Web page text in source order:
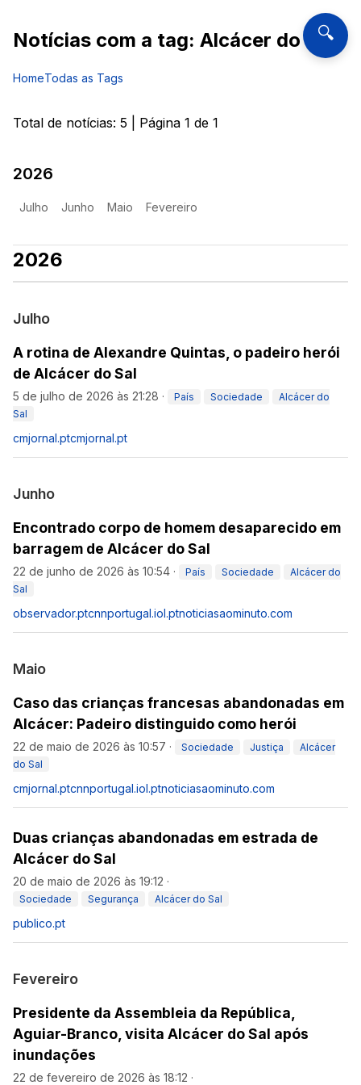
🔍
Notícias com a tag: Alcácer do Sal
HomeTodas as Tags
Total de notícias: 5 | Página 1 de 1
2026
Julho Junho Maio Fevereiro
2026
Julho
A rotina de Alexandre Quintas, o padeiro herói
de Alcácer do Sal
5 de julho de 2026 às 21:28 · País Sociedade
Alcácer do
Sal
cmjornal.ptcmjornal.pt
Junho
Encontrado corpo de homem desaparecido em
barragem de Alcácer do Sal
22 de junho de 2026 às 10:54 · País Sociedade
Alcácer do
Sal
observador.ptcnnportugal.iol.ptnoticiasaominuto.com
Maio
Caso das crianças francesas abandonadas em
Alcácer: Padeiro distinguido como herói
22 de maio de 2026 às 10:57 · Sociedade Justiça
Alcácer
do Sal
cmjornal.ptcnnportugal.iol.ptnoticiasaominuto.com
Duas crianças abandonadas em estrada de
Alcácer do Sal
20 de maio de 2026 às 19:12 ·
Sociedade Segurança Alcácer do Sal
publico.pt
Fevereiro
Presidente da Assembleia da República,
Aguiar-Branco, visita Alcácer do Sal após
inundações
22 de fevereiro de 2026 às 18:12 ·